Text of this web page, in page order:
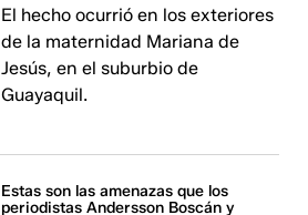
El hecho ocurrió en los exteriores
de la maternidad Mariana de
Jesús, en el suburbio de
Guayaquil.
Estas son las amenazas que los
periodistas Andersson Boscán y